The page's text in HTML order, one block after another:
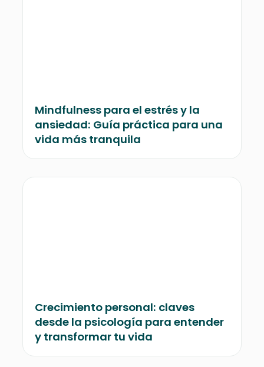
Mindfulness para el estrés y la
ansiedad: Guía práctica para una
vida más tranquila
Crecimiento personal: claves
desde la psicología para entender
y transformar tu vida